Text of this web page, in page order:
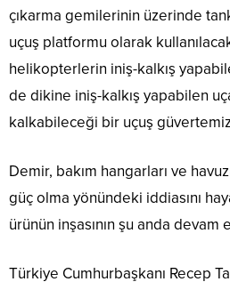
çıkarma gemilerinin üzerinde
uçuş platformu olarak
helikopterlerin iniş-kalkış
de dikine iniş-kalkış yapabilen
kalkabileceği bir uçuş
Demir, bakım hangarları ve
güç olma yönündeki iddiasını
ürünün inşasının şu anda
Türkiye Cumhurbaşkanı Recep